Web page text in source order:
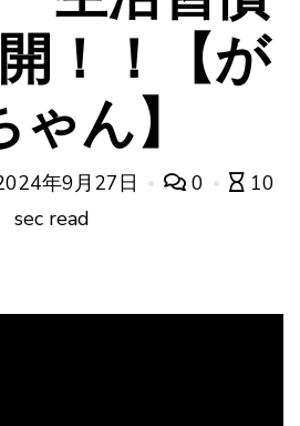
！！【が
ん】
年9月27日 0
10
sec read